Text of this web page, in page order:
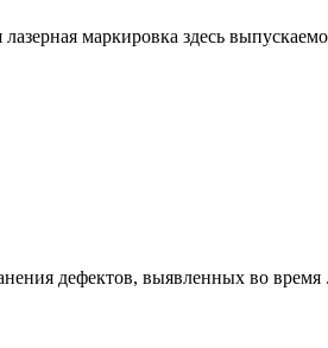
маркировка здесь
дефектов, выявленных во время